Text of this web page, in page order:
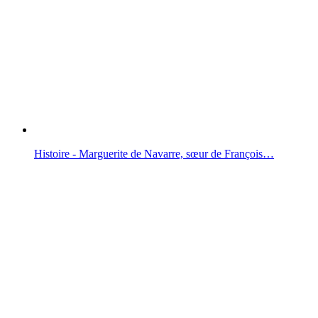
Histoire - Marguerite de Navarre, sœur de François…